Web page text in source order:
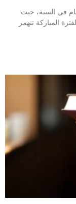
في السنة، حيث
المباركة تنهمر